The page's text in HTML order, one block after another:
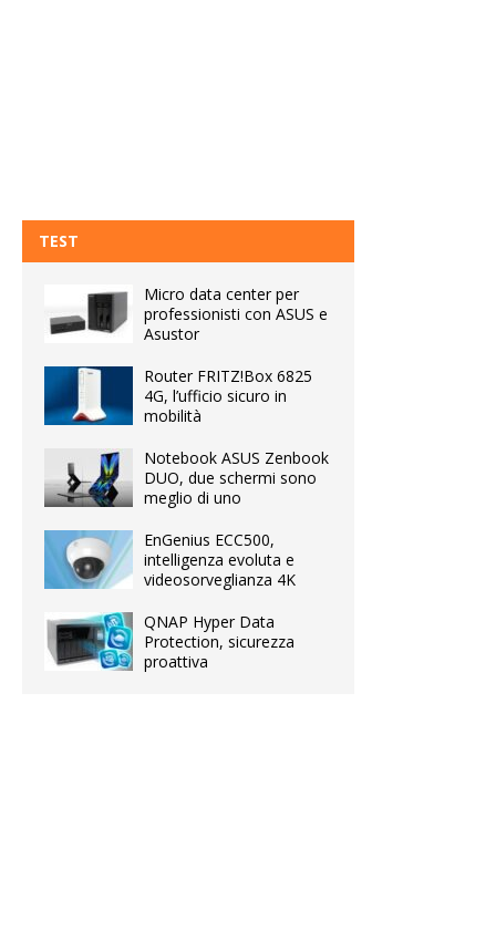
TEST
Micro data center per
professionisti con ASUS e
Asustor
Router FRITZ!Box 6825
4G, l’ufficio sicuro in
mobilità
Notebook ASUS Zenbook
DUO, due schermi sono
meglio di uno
EnGenius ECC500,
intelligenza evoluta e
videosorveglianza 4K
QNAP Hyper Data
Protection, sicurezza
proattiva